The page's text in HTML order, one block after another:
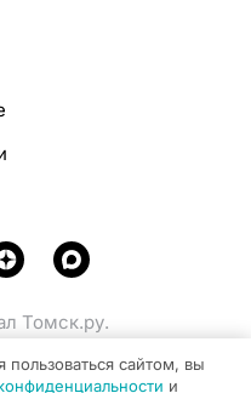
Томск.ру.
связи и массовых
сайтом, вы
и